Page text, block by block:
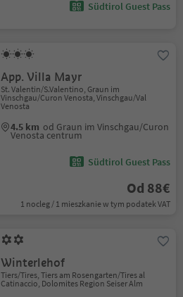
Südtirol Guest Pass
App. Villa Mayr
St. Valentin/S.Valentino, Graun im
Vinschgau/Curon Venosta, Vinschgau/Val
Venosta
4.5 km od Graun im Vinschgau/Curon
Venosta centrum
Südtirol Guest Pass
Od 88€
1 nocleg / 1 mieszkanie w tym podatek VAT
Winterlehof
Tiers/Tires, Tiers am Rosengarten/Tires al
Catinaccio, Dolomites Region Seiser Alm